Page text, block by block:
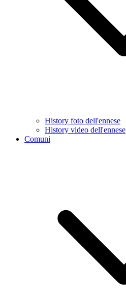
History foto dell'ennese
History video dell'ennese
Comuni